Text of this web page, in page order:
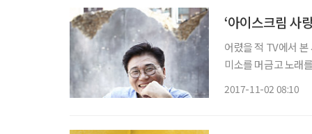
‘아이스크림 사
어렸을 적 TV에서
미소를 머금고 노래
2017-11-02 08:10